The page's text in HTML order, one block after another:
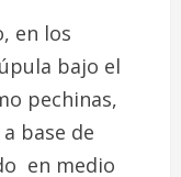
en los
bajo el
pechinas,
base de
en medio